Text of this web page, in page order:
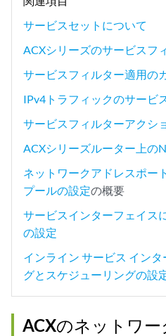
サービスセットについて
ACXシリーズのサービスフ
サービスフィルター適用の
IPv4トラフィックのサービ
サービスフィルターアクシ
ACXシリーズルーター上の
ネットワークアドレスポー
プールの設定の概要
サービスインターフェイス
の設定
インライン サービス イン
グとスケジューリングの設
ACXのネットワ